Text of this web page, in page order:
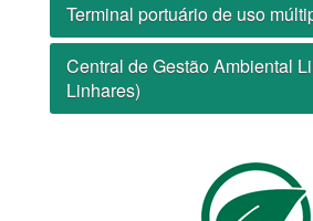
Terminal portuário de uso
Central de Gestão Ambiental
Linhares)